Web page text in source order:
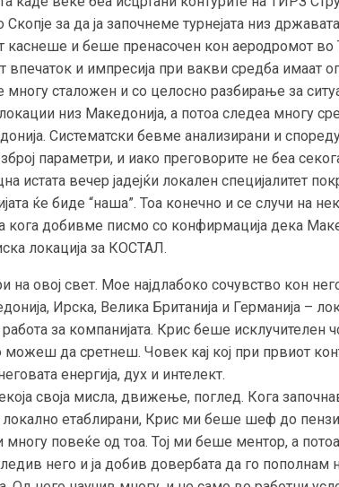
за да ја започнеме турнејата низ
каснеше и беше пренасочен кон аеродромот во
впечаток и импресија при вакви средба имаат
сталожен и со целосно разбирање за
низ Македонија, а потоа следеа многу
Систематски бевме анализирани и
параметри, и иако преговорите не беа
истата вечер јадејќи локален специјалитет
ќе биде “наша”. Тоа конечно и се случи на
кога добивме писмо со конфирмација дека
локација за КОСТАЛ.
на овој свет. Мое најдлабоко сочувство кон
Ирска, Велика Британија и Германија –
за компанијата. Крис беше исклучителен
да сретнеш. Човек кај кој при првиот
енергија, дух и интелект.
своја мисла, движење, поглед. Кога
локално етаблирани, Крис ми беше шеф до
повеќе од тоа. Тој ми беше ментор, а потоа
него и ја добив довербата да го пополнам